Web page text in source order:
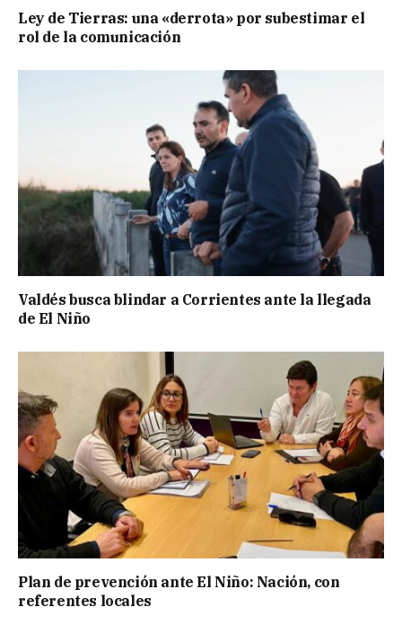
Ley de Tierras: una «derrota» por subestimar el
rol de la comunicación
Valdés busca blindar a Corrientes ante la llegada
de El Niño
Plan de prevención ante El Niño: Nación, con
referentes locales